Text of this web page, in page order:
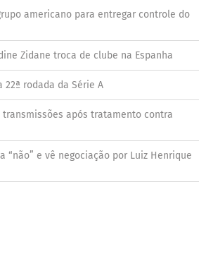
americano para entregar controle do
Zidane troca de clube na Espanha
22ª rodada da Série A
transmissões após tratamento contra
“não” e vê negociação por Luiz Henrique